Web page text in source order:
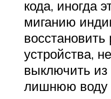
кода, иногда
миганию
восстановить
устройства,
выключить из
лишнюю воду